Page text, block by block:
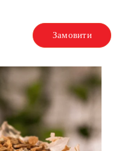
Замовити